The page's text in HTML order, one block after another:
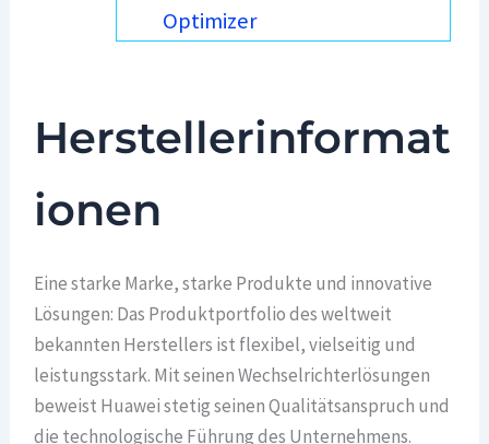
Optimizer
Herstellerinformat
ionen
Eine starke Marke, starke Produkte und innovative
Lösungen: Das Produktportfolio des weltweit
bekannten Herstellers ist flexibel, vielseitig und
leistungsstark. Mit seinen Wechselrichterlösungen
beweist Huawei stetig seinen Qualitätsanspruch und
die technologische Führung des Unternehmens.